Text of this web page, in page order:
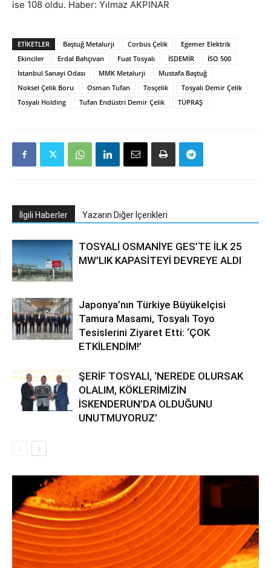
ise 108 oldu. Haber: Yılmaz AKPINAR
ETIKETLER Baştuğ Metalurji Corbus Çelik
Egemer Elektrik
Ekinciler
Erdal Bahçıvan Fuat Tosyalı İSDEMİR
İSO 500
İstanbul Sanayi Odası
MMK Metalurji
Mustafa Baştuğ
Noksel Çelik Boru
Osman Tufan Tosçelik
Tosyalı Demir Çelik
Tosyalı Holding
Tufan Endüstri Demir Çelik TÜPRAŞ
İlgili Haberler Yazarın Diğer İçerikleri
TOSYALI OSMANİYE GES’TE İLK 25
MW’LIK KAPASİTEYİ DEVREYE ALDI
Japonya’nın Türkiye Büyükelçisi
Tamura Masami, Tosyalı Toyo
Tesislerini Ziyaret Etti: ‘ÇOK
ETKİLENDİM!’
ŞERİF TOSYALI, ‘NEREDE OLURSAK
OLALIM, KÖKLERİMİZİN
İSKENDERUN’DA OLDUĞUNU
UNUTMUYORUZ’